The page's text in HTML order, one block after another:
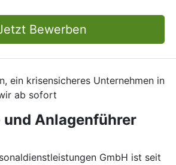
Bewerben
ein krisensicheres Unternehmen in
ab sofort
Anlagenführer
GmbH ist seit